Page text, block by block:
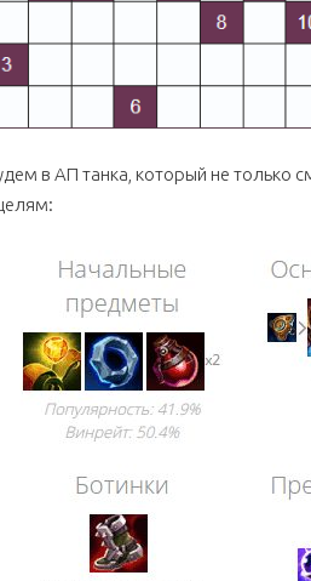
в АП танка, который не только